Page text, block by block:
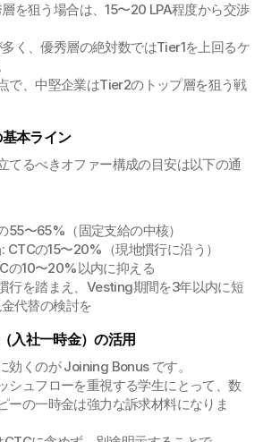
を狙う場合は、15〜20 LPA程度から交渉
く、優秀層の絶対数ではTier1を上回るケ
で、中堅企業はTier2のトップ層を狙う戦
本ライン
てるべきオファー構成の目安は以下の通
55〜65%（固定支給の中核）
CTCの15〜20%（現地慣行に沿う）
の10〜20%以内に抑える
行を踏まえ、Vesting期間を3年以内に短
代替の検討を
入社一時金）の活用
効くのが Joining Bonus です。
シュフローを重視する学生にとって、数
ーの一時金は強力な訴求材料になりま